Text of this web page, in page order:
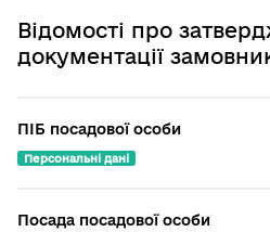
Відомості про
документації
ПІБ посадової особи
Персональні дані
Посада посадової особи